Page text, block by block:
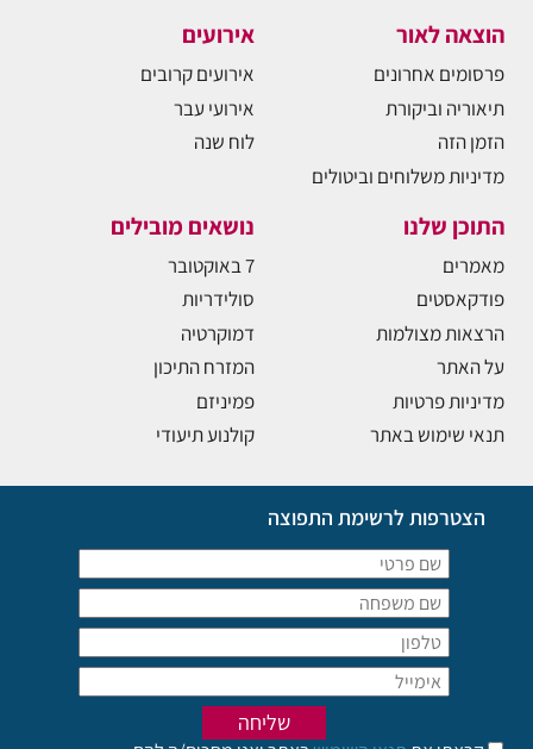
הוצאה לאור
פרסומים אחרונים
תיאוריה וביקורת
הזמן הזה
מדיניות משלוחים וביטולים
אירועים
אירועים קרובים
אירועי עבר
לוח שנה
התוכן שלנו
מאמרים
פודקאסטים
הרצאות מצולמות
על האתר
מדיניות פרטיות
תנאי שימוש באתר
נושאים מובילים
7 באוקטובר
סולידריות
דמוקרטיה
המזרח התיכון
פמיניזם
קולנוע תיעודי
הצטרפות לרשימת התפוצה